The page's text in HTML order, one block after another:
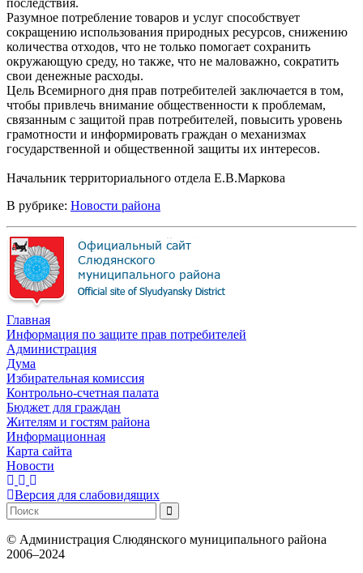
Разумное потребление товаров и услуг способствует
сокращению использования природных ресурсов, снижению
количества отходов, что не только помогает сохранить
окружающую среду, но также, что не маловажно, сократить
свои денежные расходы.
Цель Всемирного дня прав потребителей заключается в том,
чтобы привлечь внимание общественности к проблемам,
связанным с защитой прав потребителей, повысить уровень
грамотности и информировать граждан о механизмах
государственной и общественной защиты их интересов.
Начальник территориального отдела Е.В.Маркова
В рубрике: Новости района
Главная
Информация по защите прав потребителей
Администрация
Дума
Избирательная комиссия
Контрольно-счетная палата
Бюджет для граждан
Жителям и гостям района
Информационная
Карта сайта
Новости
Версия для слабовидящих
© Администрация Слюдянского муниципального района
2006–2024